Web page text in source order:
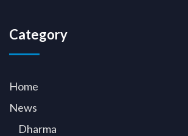
Category
Home
News
Dharma